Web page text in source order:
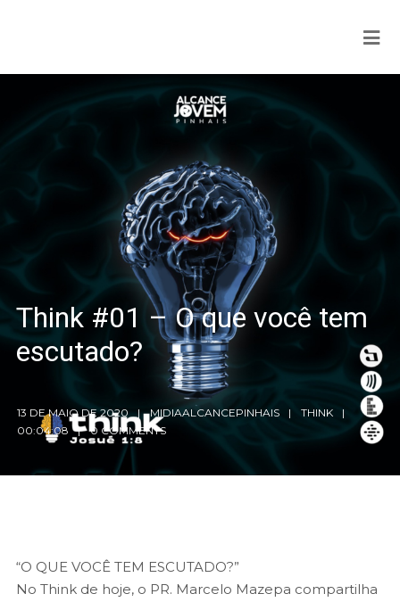
Think #01 – O que você tem
escutado?
13 DE MAIO DE 2020 MIDIAALCANCEPINHAIS
THINK
00:04:08
0 COMMENTS
“O QUE VOCÊ TEM ESCUTADO?”
No Think de hoje, o PR. Marcelo Mazepa compartilha